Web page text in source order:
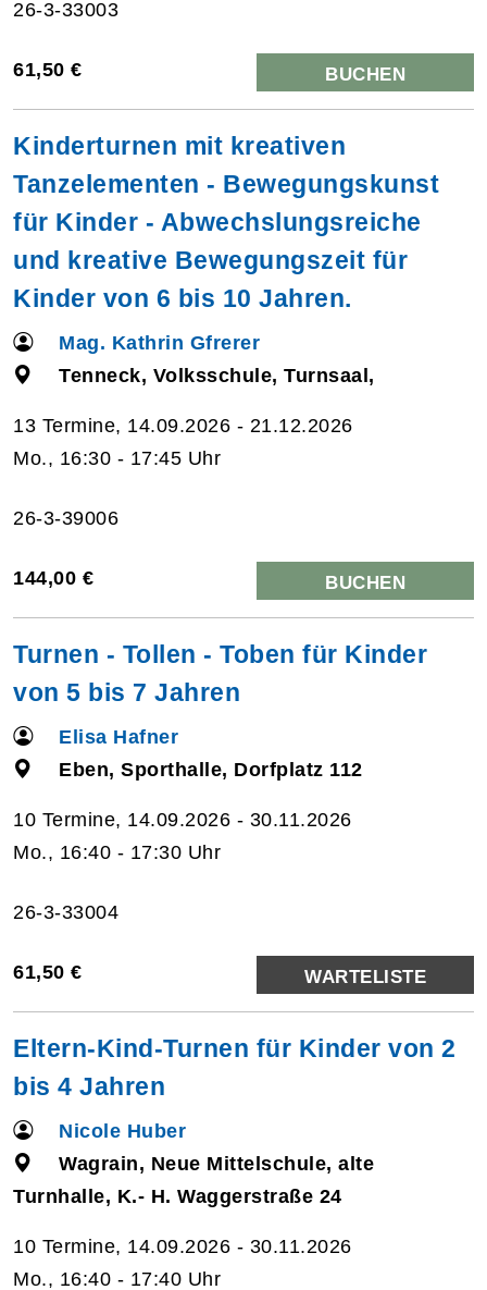
26-3-33003
61,50 € BUCHEN
Kinderturnen mit kreativen
Tanzelementen - Bewegungskunst
für Kinder - Abwechslungsreiche
und kreative Bewegungszeit für
Kinder von 6 bis 10 Jahren.
Mag. Kathrin Gfrerer
Tenneck, Volksschule, Turnsaal,
13 Termine, 14.09.2026 - 21.12.2026
Mo., 16:30 - 17:45 Uhr
26-3-39006
144,00 € BUCHEN
Turnen - Tollen - Toben für Kinder
von 5 bis 7 Jahren
Elisa Hafner
Eben, Sporthalle, Dorfplatz 112
10 Termine, 14.09.2026 - 30.11.2026
Mo., 16:40 - 17:30 Uhr
26-3-33004
61,50 € WARTELISTE
Eltern-Kind-Turnen für Kinder von 2
bis 4 Jahren
Nicole Huber
Wagrain, Neue Mittelschule, alte
Turnhalle, K.- H. Waggerstraße 24
10 Termine, 14.09.2026 - 30.11.2026
Mo., 16:40 - 17:40 Uhr